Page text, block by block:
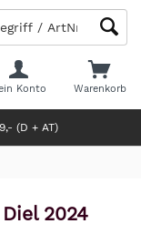
(D + AT)
Warenkorb
Konto
2024